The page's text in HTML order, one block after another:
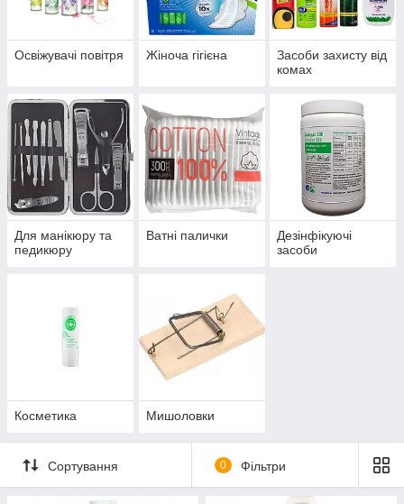
Освіжувачі повітря Жіноча гігієна
Засоби захисту від
комах
Для манікюру та
педикюру
Ватні палички
Дезінфікуючі
засоби
Косметика Мишоловки
Сортування 0 Фільтри